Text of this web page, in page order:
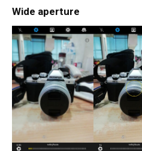
Wide aperture